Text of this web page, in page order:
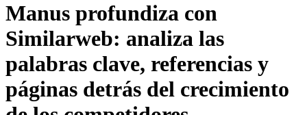
Manus profundiza con
Similarweb: analiza las
palabras clave, referencias y
páginas detrás del crecimiento